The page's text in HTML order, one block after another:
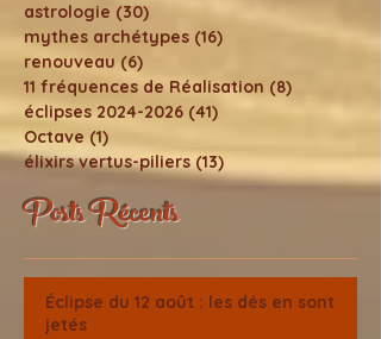
astrologie (30)
mythes archétypes (16)
renouveau (6)
11 fréquences de Réalisation (8)
éclipses 2024-2026 (41)
Octave (1)
élixirs vertus-piliers (13) 13 posts
Posts Récents
Éclipse du 12 août : les dés en sont
jetés